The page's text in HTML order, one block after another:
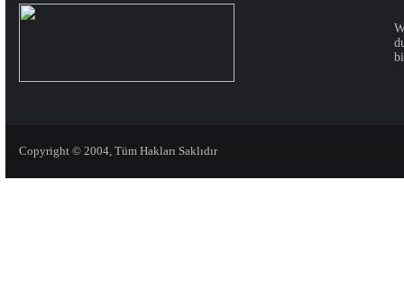
Copyright © 2004, Tüm Hakları Saklıdır